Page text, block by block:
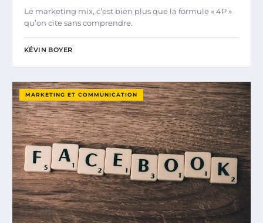
Le marketing mix, c’est bien plus que la formule « 4P »
qu’on cite sans comprendre.
KÉVIN BOYER
MARKETING ET COMMUNICATION